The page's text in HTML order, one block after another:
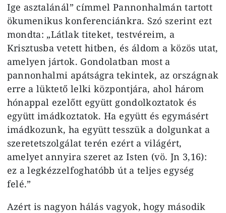
Ige asztalánál” címmel Pannonhalmán tartott
ökumenikus konferenciánkra. Szó szerint ezt
mondta: „Látlak titeket, testvéreim, a
Krisztusba vetett hitben, és áldom a közös utat,
amelyen jártok. Gondolatban most a
pannonhalmi apátságra tekintek, az országnak
erre a lüktető lelki központjára, ahol három
hónappal ezelőtt együtt gondolkoztatok és
együtt imádkoztatok. Ha együtt és egymásért
imádkozunk, ha együtt tesszük a dolgunkat a
szeretetszolgálat terén ezért a világért,
amelyet annyira szeret az Isten (vö. Jn 3,16):
ez a legkézzelfoghatóbb út a teljes egység
felé.”
Azért is nagyon hálás vagyok, hogy második